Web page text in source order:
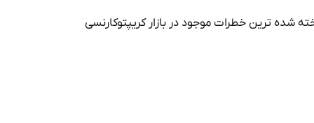
ریسک سوء استفاده از عبارت بازیابی 12 کلمه ای و … از جمله شناخته شده ترین خطرات موجود در بازار کریپتوکارنسی